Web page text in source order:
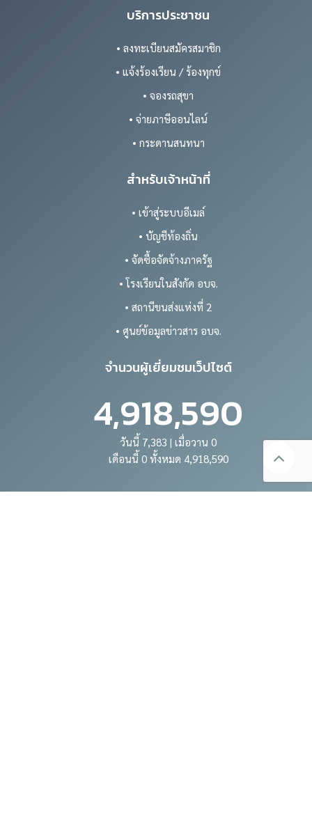
บริการประชาชน
• ลงทะเบียนสมัครสมาชิก
• แจ้งร้องเรียน / ร้องทุกข์
• จองรถสุขา
• จ่ายภาษีออนไลน์
• กระดานสนทนา
สำหรับเจ้าหน้าที่
• เข้าสู่ระบบอีเมล์
• บัญชีท้องถิ่น
• จัดซื้อจัดจ้างภาครัฐ
• โรงเรียนในสังกัด อบจ.
• สถานีขนส่งแห่งที่ 2
• ศูนย์ข้อมูลข่าวสาร อบจ.
จำนวนผู้เยี่ยมชมเว็ปไซต์
4,918,590
วันนี้ 7,383 | เมื่อวาน 0
เดือนนี้ 0 ทั้งหมด 4,918,590